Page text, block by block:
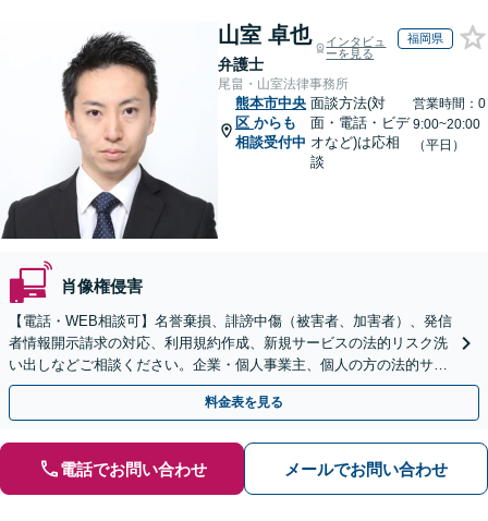
山室 卓也
弁護士
インタビュ
ーを見る
福岡県
尾畠・山室法律事務所
熊本市中央
区 からも
相談受付中
面談方法(対
面・電話・ビデ
オなど)は応相
談
営業時間：0
9:00~20:00
（平日）
肖像権侵害
【電話・WEB相談可】名誉棄損、誹謗中傷（被害者、加害者）、発信
者情報開示請求の対応、利用規約作成、新規サービスの法的リスク洗
い出しなどご相談ください。企業・個人事業主、個人の方の法的サポ
ートをいたします【スポット相談可】
料金表を見る
電話でお問い合わせ メールでお問い合わせ